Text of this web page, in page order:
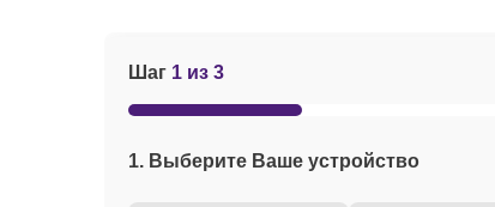
Шаг 1 из 3
1. Выберите Ваше устройство